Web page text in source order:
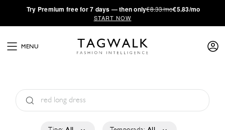
·Try Premium free for 7 days — then only€8.33/mo€5.83/mo
START NOW
MENU